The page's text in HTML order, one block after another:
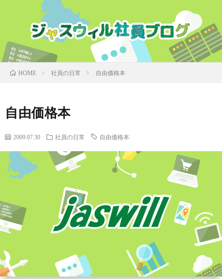
HOME 社員の日常 自由価格本
自由価格本
2009.07.30 社員の日常 自由価格本